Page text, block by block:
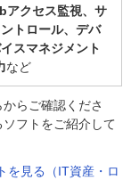
アクセス監視、サ
トロール、デバ
スマネジメント
など
らご確認くださ
フトをご紹介して
を見る（IT資産・ロ